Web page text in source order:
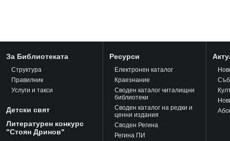
За Библиотеката
Структура
Правилник
Услуги и такси
Детски свят
Литературен конкурс
"Стоян Дринов"
Ресурси
Електронен каталог
Краезнание
Своден каталог читалищни
библиотеки
Своден каталог на редки и
ценни издания
Своден Регина
Регина ПИ